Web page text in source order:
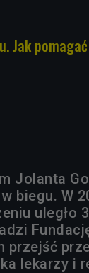
Jak
Jolanta
biegu. W
uległo
przejść
lekarzy i